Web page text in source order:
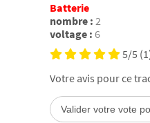
Batterie
nombre : 2
voltage : 6
5/5
Votre avis pour ce